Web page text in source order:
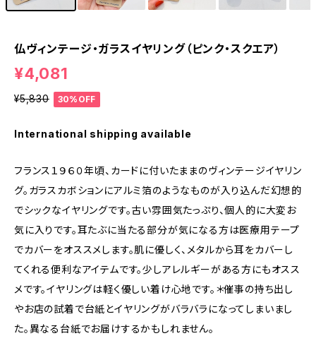
仏ヴィンテージ・ガラスイヤリング（ピンク・スクエア）
¥4,081
¥5,830 30%OFF
International shipping available
フランス１９６０年頃、カードに付いたままのヴィンテージイヤリン
グ。ガラスカボションにアルミ箔のようなものが入り込んだ幻想的
でシックなイヤリングです。古い雰囲気たっぷり、個人的に大変お
気に入りです。耳たぶに当たる部分が気になる方は医療用テープ
でカバーをオススメします。肌に優しく、メタルから耳をカバーし
てくれる便利なアイテムです。少しアレルギーがある方にもオスス
メです。イヤリングは軽く優しい着け心地です。＊催事の持ち出し
やお店の試着で台紙とイヤリングがバラバラになってしまいまし
た。異なる台紙でお届けするかもしれません。